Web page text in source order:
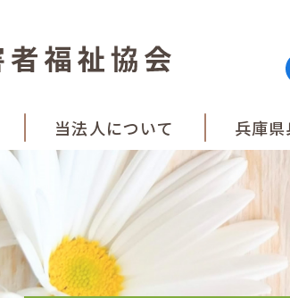
当法人について 兵庫